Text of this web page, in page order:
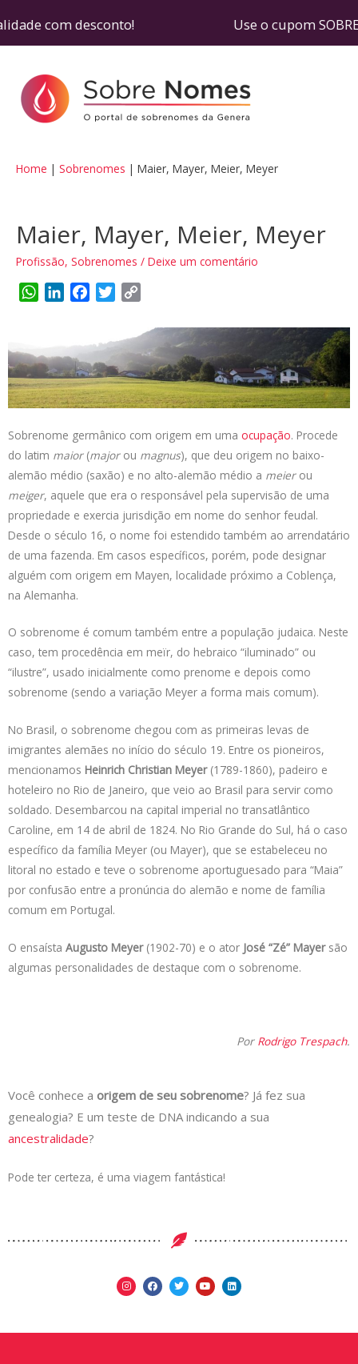
com desconto! Use o cupom
Home Sobrenomes Maier, Mayer, Meier, Meyer
Maier, Mayer, Meier, Meyer
Profissão, Sobrenomes / Deixe um comentário
W
s
A
p
k
e
d
I
e
b
o
o
t
t
e
r
p
y
L
i
n
Sobrenome germânico com origem em uma ocupação. Procede
do latim maior(major ou magnus), que deu origem no baixo-
alemão médio (saxão) e no alto-alemão médio a meierou
meiger, aquele que era o responsável pela supervisão de uma
propriedade e exercia jurisdição em nome do senhor feudal.
Desde o século 16, o nome foi estendido também ao arrendatário
de uma fazenda. Em casos específicos, porém, pode designar
alguém com origem em Mayen, localidade próximo a Coblença,
na Alemanha.
O sobrenome é comum também entre a população judaica. Neste
caso, tem procedência em meïr, do hebraico “iluminado” ou
“ilustre”, usado inicialmente como prenome e depois como
sobrenome (sendo a variação Meyer a forma mais comum).
No Brasil, o sobrenome chegou com as primeiras levas de
imigrantes alemães no início do século 19. Entre os pioneiros,
mencionamos Heinrich Christian Meyer(1789-1860), padeiro e
hoteleiro no Rio de Janeiro, que veio ao Brasil para servir como
soldado. Desembarcou na capital imperial no transatlântico
Caroline, em 14 de abril de 1824. No Rio Grande do Sul, há o caso
específico da família Meyer (ou Mayer), que se estabeleceu no
litoral no estado e teve o sobrenome aportuguesado para “Maia”
por confusão entre a pronúncia do alemão e nome de família
comum em Portugal.
O ensaísta Augusto Meyer(1902-70) e o ator José “Zé” Mayersão
algumas personalidades de destaque com o sobrenome.
Por Rodrigo Trespach.
Você conhece a origem de seu sobrenome? Já fez sua
genealogia? E um teste de DNA indicando a sua
ancestralidade?
Pode ter certeza, é uma viagem fantástica!